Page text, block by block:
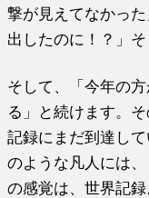
撃が見えてなかっ
出したのに！？」
そして、「今年の
る」と続けます。
記録にまだ到達し
のような凡人には
の感覚は、世界記録